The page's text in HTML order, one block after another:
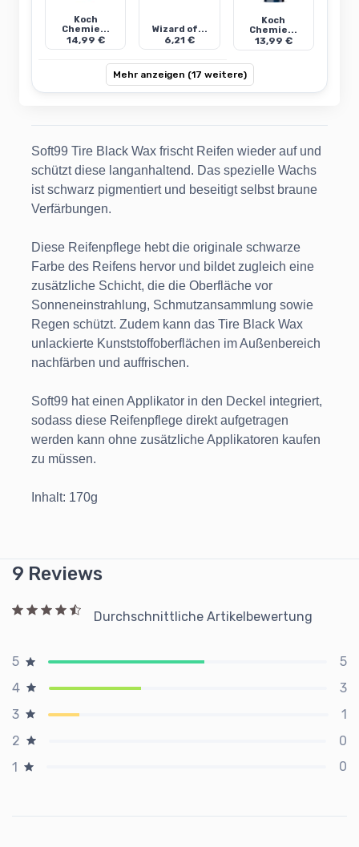
Koch
Chemie...
14,99 €
Wizard of...
6,21 €
Koch
Chemie...
13,99 €
Mehr anzeigen (17 weitere)
Soft99 Tire Black Wax frischt Reifen wieder auf und
schützt diese langanhaltend. Das spezielle Wachs
ist schwarz pigmentiert und beseitigt selbst braune
Verfärbungen.
Diese Reifenpflege hebt die originale schwarze
Farbe des Reifens hervor und bildet zugleich eine
zusätzliche Schicht, die die Oberfläche vor
Sonneneinstrahlung, Schmutzansammlung sowie
Regen schützt. Zudem kann das Tire Black Wax
unlackierte Kunststoffoberflächen im Außenbereich
nachfärben und auffrischen.
Soft99 hat einen Applikator in den Deckel integriert,
sodass diese Reifenpflege direkt aufgetragen
werden kann ohne zusätzliche Applikatoren kaufen
zu müssen.
Inhalt: 170g
9 Reviews
Durchschnittliche Artikelbewertung
5
5
4
3
3
1
2
0
1
0